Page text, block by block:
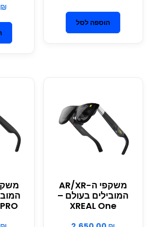
הוספה לסל
₪
משקפי ה-AR/XR
המובילים בעולם –
XREAL One